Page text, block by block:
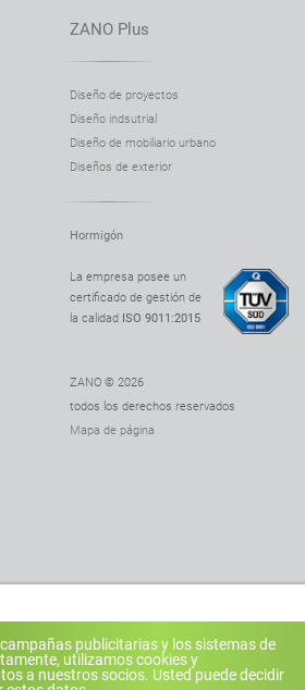
ZANO Plus
Diseño de proyectos
Diseño indsutrial
Diseño de mobiliario urbano
Diseños de exterior
Hormigón
La empresa posee un
certificado de gestión de
la calidad ISO 9011:2015
ZANO © 2026
todos los derechos reservados
Mapa de página
publicitarias y los sistemas de
utilizamos cookies y
a nuestros socios. Usted puede decidir